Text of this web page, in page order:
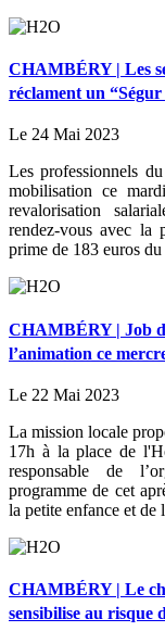
CHAMBÉRY | Les
réclament un
Le 24 Mai 2023
Les professionnels
mobilisation ce
revalorisation
rendez-vous avec la
prime de 183 euros
CHAMBÉRY | Job
l’animation ce
Le 22 Mai 2023
La mission locale
17h à la place de
responsable de
programme de cet
la petite enfance et de
CHAMBÉRY | Le
sensibilise au risque